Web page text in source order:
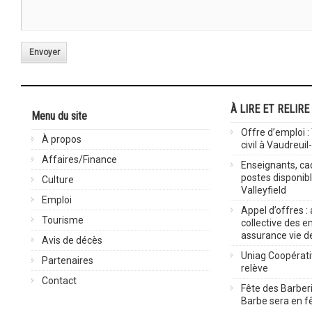
Envoyer
Menu du site
À propos
Affaires/Finance
Culture
Emploi
Tourisme
Avis de décès
Partenaires
Contact
À LIRE ET RELIRE
Offre d’emploi
civil à
Enseignants,
postes
Valleyfield
Appel d’offres :
collective des
assurance vie
Uniag
relève
Fête des
Barbe sera en